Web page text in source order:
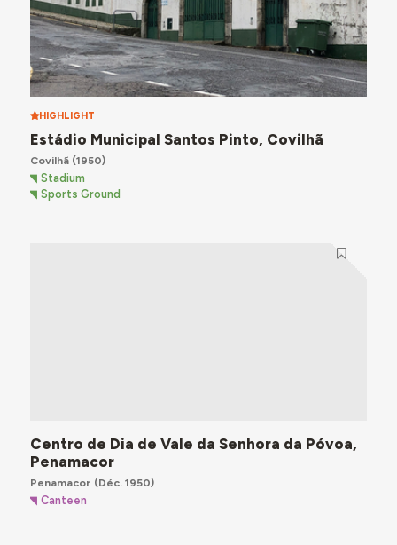
HIGHLIGHT
Estádio Municipal Santos Pinto, Covilhã
Covilhã(1950)
Stadium
Sports Ground
Centro de Dia de Vale da Senhora da Póvoa,
Penamacor
Penamacor (Déc. 1950)
Canteen